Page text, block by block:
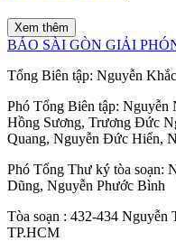
Xem thêm
BÁO SÀI GÒN GIẢI
Tổng Biên tập: Nguyễn
Phó Tổng Biên tập: Nguyễn
Hồng Sương, Trương Đức
Quang, Nguyễn Đức Hiển,
Phó Tổng Thư ký tòa soạn:
Dũng, Nguyễn Phước Bình
Tòa soạn : 432-434 Nguyễn
TP.HCM